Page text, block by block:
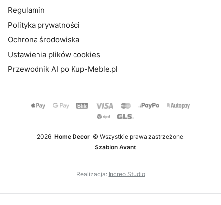
Regulamin
Polityka prywatności
Ochrona środowiska
Ustawienia plików cookies
Przewodnik AI po Kup-Meble.pl
2026 Home Decor © Wszystkie prawa zastrzeżone.
Szablon Avant
Realizacja: Increo Studio